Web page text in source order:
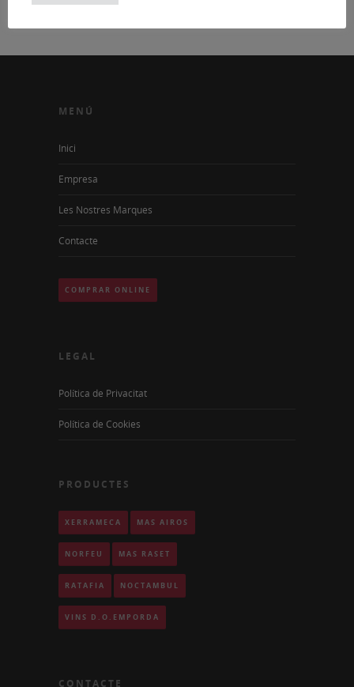
MENÚ
Inici
Empresa
Les Nostres Marques
Contacte
COMPRAR ONLINE
LEGAL
Política de Privacitat
Política de Cookies
PRODUCTES
XERRAMECA MAS AIRÓS
NORFEU MAS RASET
RATAFIA NOCTÀMBUL
VINS D.O.EMPORDÀ
CONTACTE